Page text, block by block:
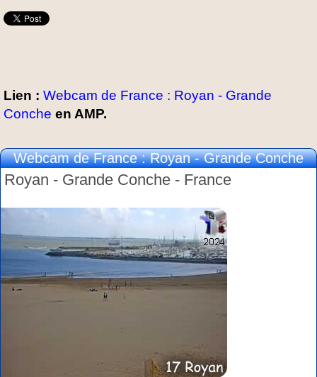
Lien : Webcam de France : Royan - Grande
Conche en AMP.
Webcam de France : Royan - Grande Conche
Royan - Grande Conche - France